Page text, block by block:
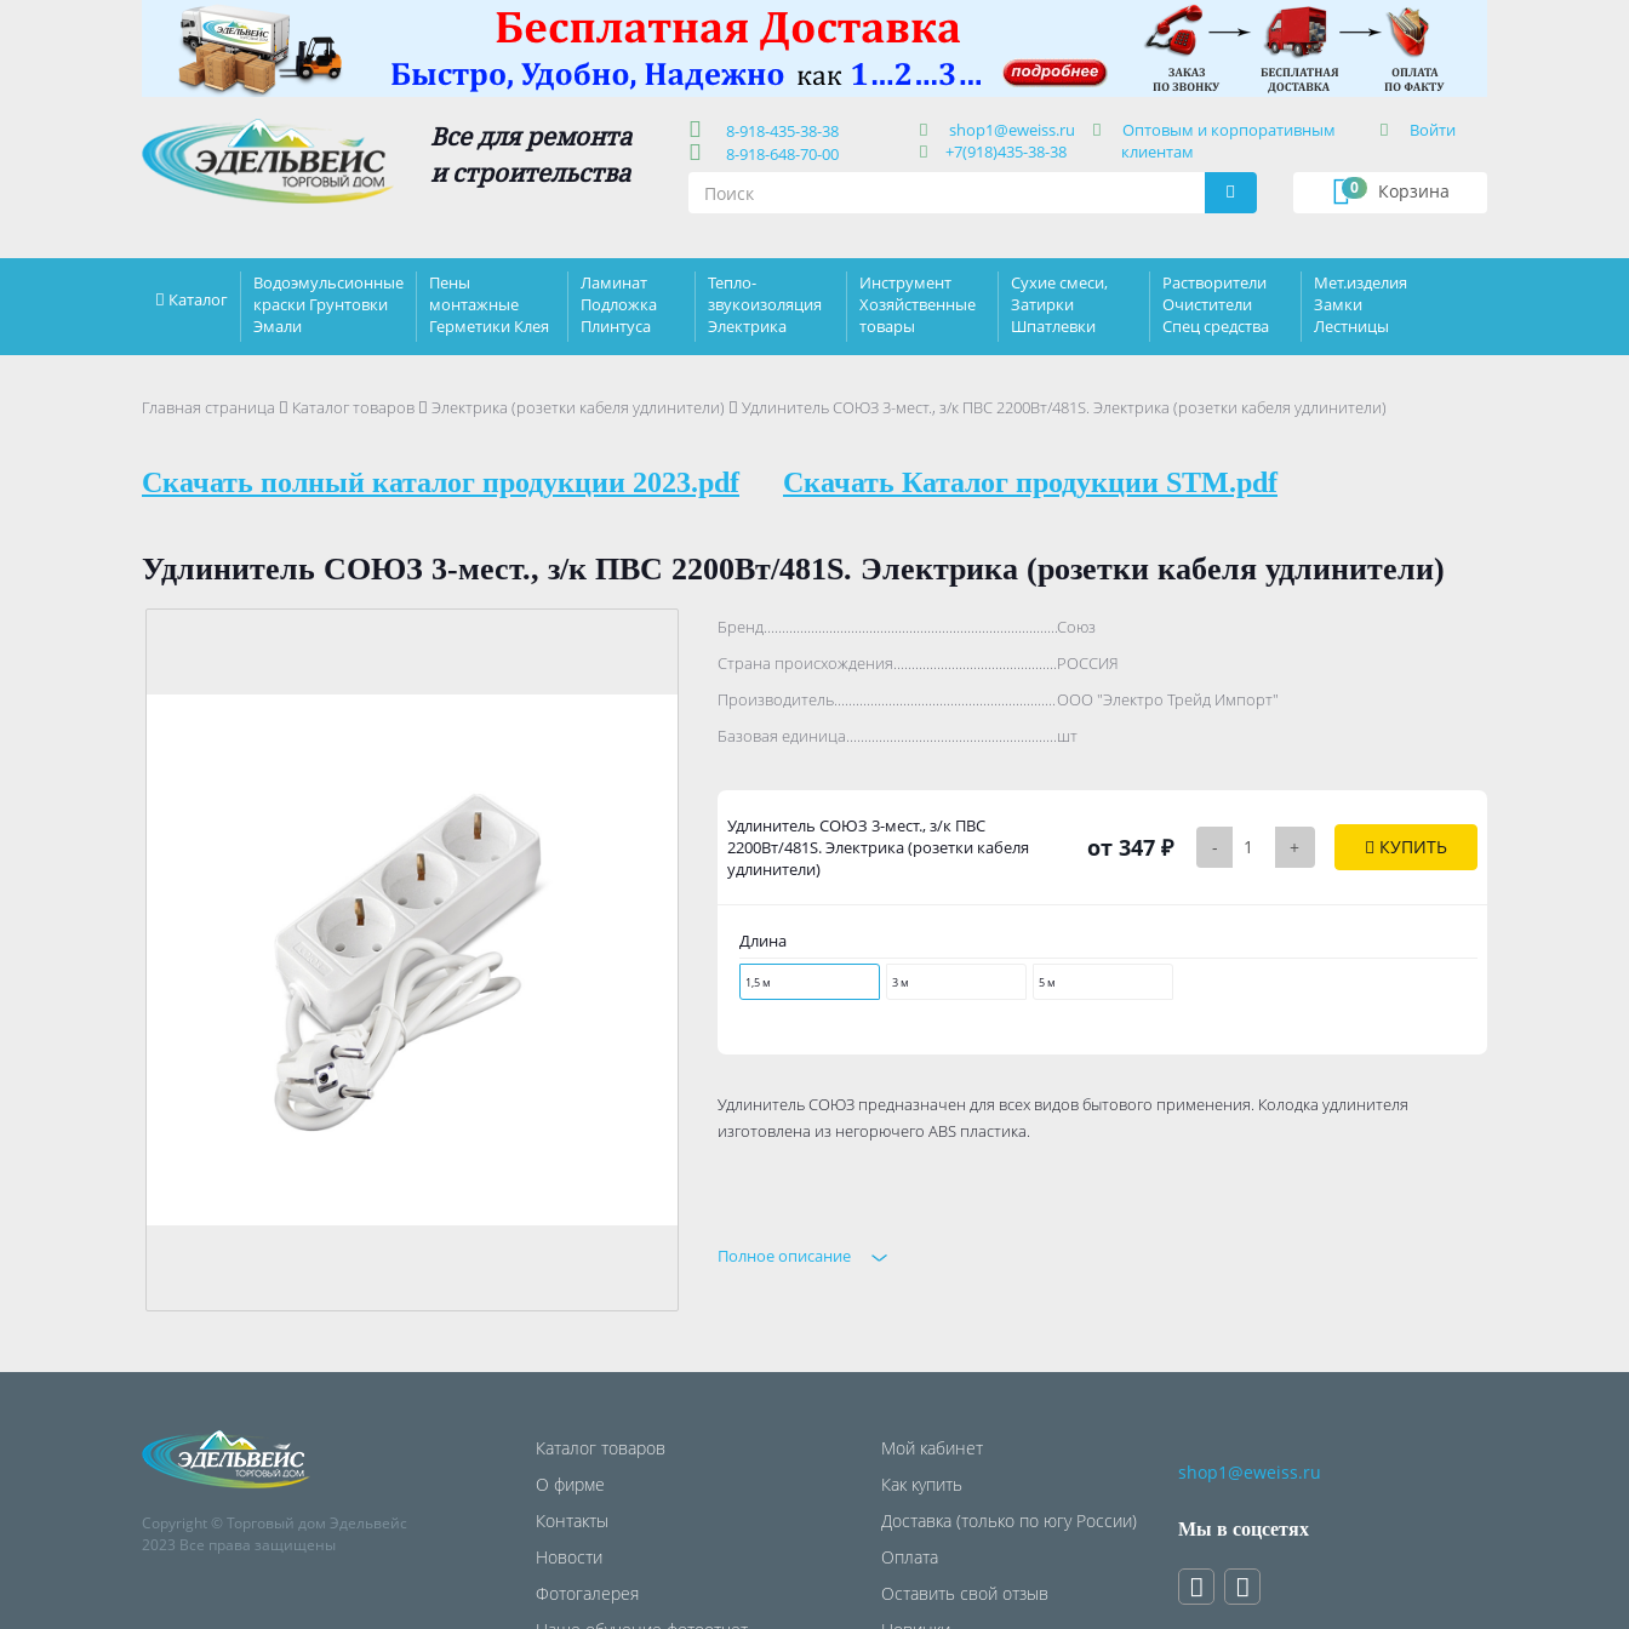
Все для ремонта
и строительства
8-918-435-38-38
8-918-648-70-00
shop1@eweiss.ru
+7(918)435-38-38
Оптовым и корпоративным
клиентам
Войти
Корзина
0
Каталог
Водоэмульсионные
краски Грунтовки
Эмали
Пены
монтажные
Герметики Клея
Ламинат
Подложка
Плинтуса
Тепло-
звукоизоляция
Электрика
Инструмент
Хозяйственные
товары
Сухие смеси,
Затирки
Шпатлевки
Растворители
Очистители
Спец средства
Мет.изделия
Замки
Лестницы
Главная страница Каталог товаров Электрика (розетки кабеля удлинители) Удлинитель СОЮЗ 3-мест., з/к ПВС 2200Вт/481S. Электрика (розетки кабеля удлинители)
Скачать полный каталог продукции 2023.pdf Скачать Каталог продукции STM.pdf
Удлинитель СОЮЗ 3-мест., з/к ПВС 2200Вт/481S. Электрика (розетки кабеля удлинители)
Бренд..................................................................................Союз
Страна происхождения..................................................................................
РОССИЯ
Производитель..................................................................................ООО "Электро Трейд Импорт"
Базовая единица..................................................................................
шт
Удлинитель СОЮЗ 3-мест., з/к ПВС
2200Вт/481S. Электрика (розетки кабеля
удлинители)
от 347 ₽ - + КУПИТЬ
Длина
1,5 м 3 м 5 м
Удлинитель СОЮЗ предназначен для всех видов бытового применения. Колодка удлинителя
изготовлена из негорючего ABS пластика.
Полное описание
Copyright © Торговый дом Эдельвейс
2023 Все права защищены
Каталог товаров
О фирме
Контакты
Новости
Фотогалерея
Мой кабинет
Как купить
Доставка (только по югу России)
Оплата
Оставить свой отзыв
shop1@eweiss.ru
Мы в соцсетях